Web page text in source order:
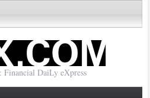
Financial DaiLy eXpress